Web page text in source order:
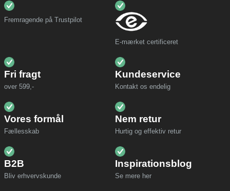
Fremragende på Trustpilot
E-mærket certificeret
Fri fragt
over 599,-
Kundeservice
Kontakt os endelig
Vores formål
Fællesskab
Nem retur
Hurtig og effektiv retur
B2B
Bliv erhvervskunde
Inspirationsblog
Se mere her